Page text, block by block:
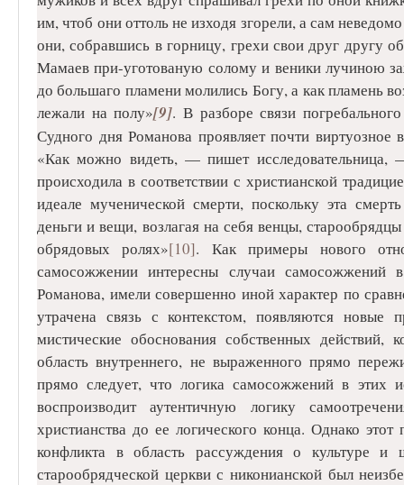
им, чтоб они оттоль не изходя згорели, а сам
они, собравшись в горницу, грехи свои друг другу
Мамаев при-уготованую солому и веники лучиною
до большаго пламени молились Богу, а как пламень
лежали на полу»[9]. В разборе связи
Судного дня Романова проявляет почти виртуозное
«Как можно видеть, — пишет исследовательница,
происходила в соответствии с христианской
идеале мученической смерти, поскольку эта
деньги и вещи, возлагая на себя венцы,
обрядовых ролях»[10]. Как примеры нового
самосожжении интересны случаи самосожжений
Романова, имели совершенно иной характер по
утрачена связь с контекстом, появляются новые
мистические обоснования собственных
область внутреннего, не выраженного прямо
прямо следует, что логика самосожжений в этих
воспроизводит аутентичную логику
христианства до ее логического конца. Однако
конфликта в область рассуждения о культуре
старообрядческой церкви с никонианской был